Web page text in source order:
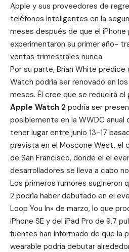
Apple y sus proveedores de
teléfonos inteligentes en la
meses después de que el
experimentaron su primer año-
ventas trimestrales nunca.
Por su parte, Brian White predice
Watch podría ser renovado en
meses. Él cree que se reducirá
Apple Watch 2 podría ser
posiblemente en la WWDC anual
tener lugar entre junio 13-17
prevista en el Moscone West, el
de San Francisco, donde el el
desarrolladores se lleva a cabo
Los primeros rumores sugirieron
2 podría haber debutado en el
Loop You In» de marzo, lo que
iPhone SE y del iPad Pro de 9,7
fuentes han informado de que la
wearable podría debutar